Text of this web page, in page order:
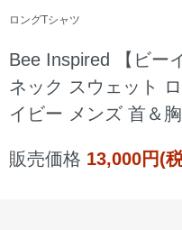
ロングTシャツ
Bee Inspired 【ビー
ネック スウェット
イビー メンズ 首＆
販売価格 13,000円(